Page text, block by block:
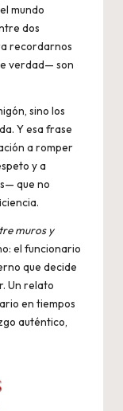
mundo
dos
recordarnos
verdad— son
sino los
Y esa frase
a romper
y a
que no
muros y
el funcionario
que decide
Un relato
en tiempos
auténtico,